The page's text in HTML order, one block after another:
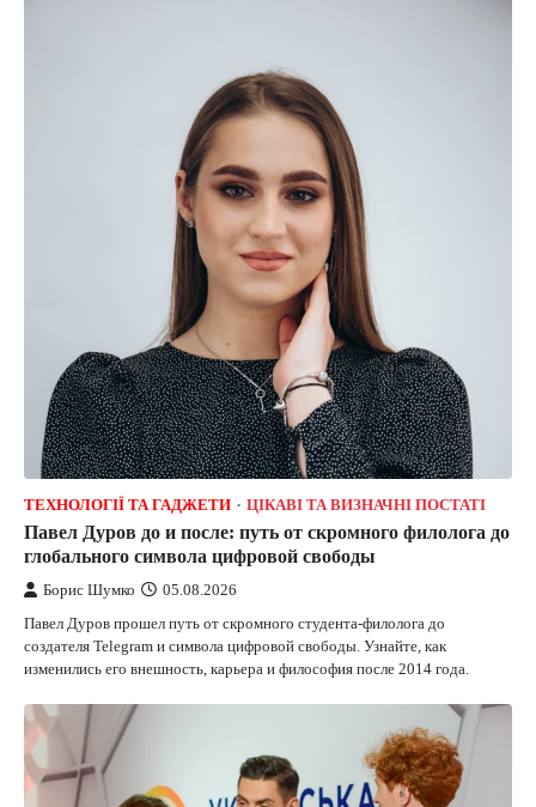
ТЕХНОЛОГІЇ ТА ГАДЖЕТИ ЦІКАВІ ТА ВИЗНАЧНІ ПОСТАТІ
Павел Дуров до и после: путь от скромного филолога до
глобального символа цифровой свободы
Борис Шумко 05.08.2026
Павел Дуров прошел путь от скромного студента-филолога до
создателя Telegram и символа цифровой свободы. Узнайте, как
изменились его внешность, карьера и философия после 2014 года.